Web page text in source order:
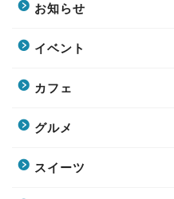
お知らせ
イベント
カフェ
グルメ
スイーツ